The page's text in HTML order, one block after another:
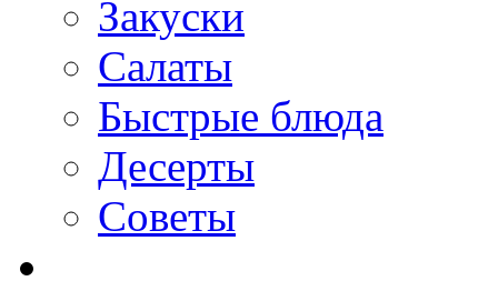
Закуски
Салаты
Быстрые блюда
Десерты
Советы